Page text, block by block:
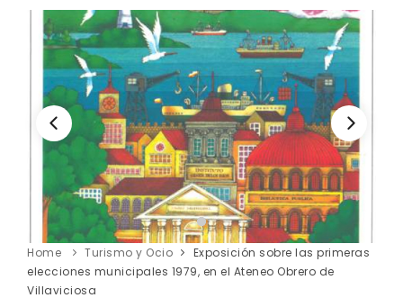
Home Turismo y Ocio
Exposición sobre las primeras
elecciones municipales 1979, en el Ateneo Obrero de
Villaviciosa